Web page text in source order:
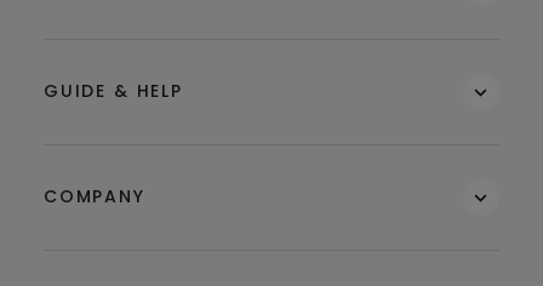
GUIDE & HELP
COMPANY